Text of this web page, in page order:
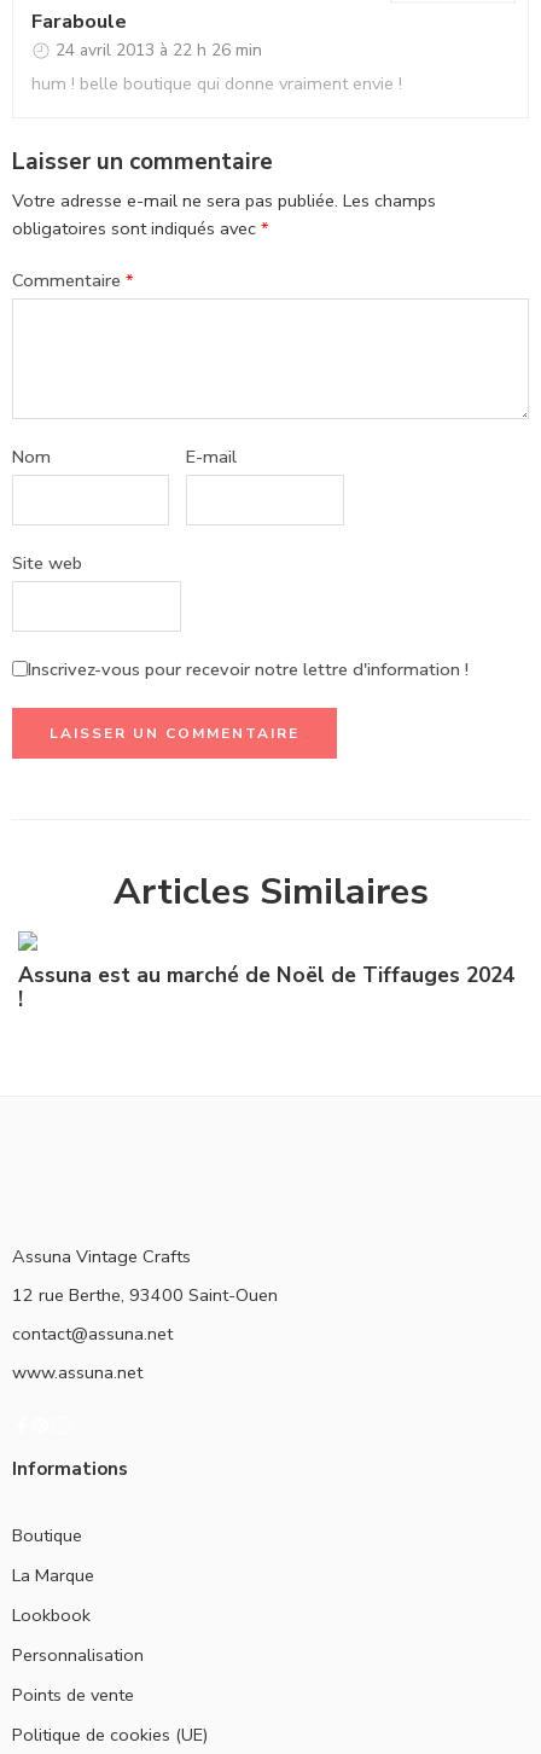
Faraboule
24 avril 2013 à 22 h 26 min
hum ! belle boutique qui donne vraiment envie !
Laisser un commentaire
Votre adresse e-mail ne sera pas publiée. Les champs
obligatoires sont indiqués avec *
Commentaire *
Nom E-mail
Site web
Inscrivez-vous pour recevoir notre lettre d'information !
Articles Similaires
Assuna est au marché de Noël de Tiffauges 2024
!
Assuna Vintage Crafts
12 rue Berthe, 93400 Saint-Ouen
contact@assuna.net
www.assuna.net
Informations
Boutique
La Marque
Lookbook
Personnalisation
Points de vente
Politique de cookies (UE)